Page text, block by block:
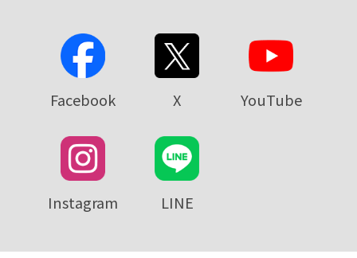
Facebook X YouTube
Instagram LINE